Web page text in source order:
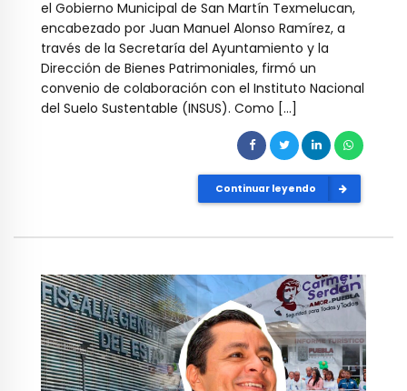
el Gobierno Municipal de San Martín Texmelucan,
encabezado por Juan Manuel Alonso Ramírez, a
través de la Secretaría del Ayuntamiento y la
Dirección de Bienes Patrimoniales, firmó un
convenio de colaboración con el Instituto Nacional
del Suelo Sustentable (INSUS). Como […]
Continuar leyendo